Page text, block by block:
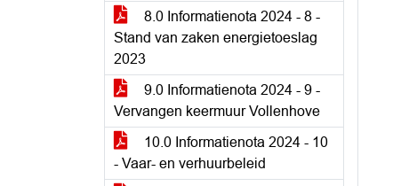
8.0 Informatienota 2024 - 8 -
Stand van zaken energietoeslag
2023
9.0 Informatienota 2024 - 9 -
Vervangen keermuur Vollenhove
10.0 Informatienota 2024 - 10
- Vaar- en verhuurbeleid